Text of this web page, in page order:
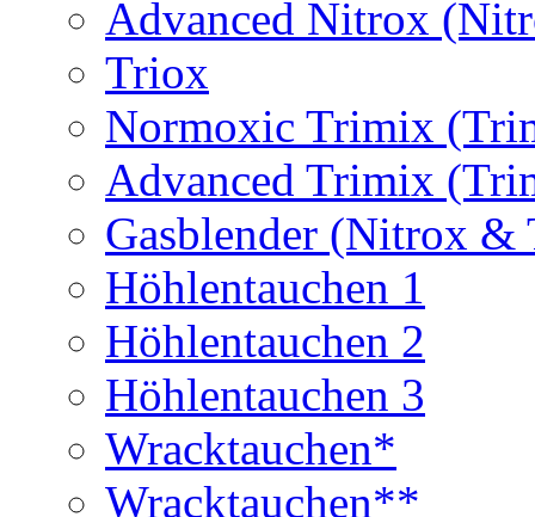
Advanced Nitrox
Triox
Normoxic Trimix
Advanced Trimix
Gasblender (Nitrox
Höhlentauchen 1
Höhlentauchen 2
Höhlentauchen 3
Wracktauchen*
Wracktauchen**